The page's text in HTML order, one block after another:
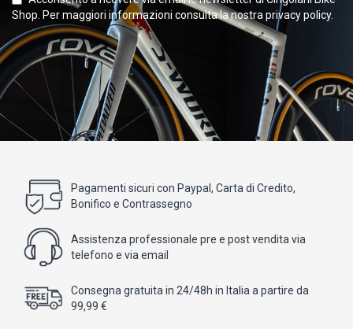
Shop. Per maggiori informazioni consulta la nostra privacy policy.
Pagamenti sicuri con Paypal, Carta di Credito,
Bonifico e Contrassegno
Assistenza professionale pre e post vendita via
telefono e via email
Consegna gratuita in 24/48h in Italia a partire da
99,99 €